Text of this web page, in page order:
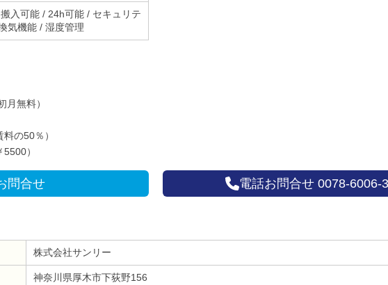
入可能 / 24h可能 / セキュリテ
気機能 / 湿度管理
無料）
の50％）
）
問合せ 電話お問合せ 0078-6006-
株式会社サンリー
神奈川県厚木市下荻野156